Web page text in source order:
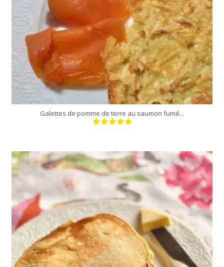
Galettes de pomme de terre au saumon fumé...
12 à 14 crêpes
30 Min